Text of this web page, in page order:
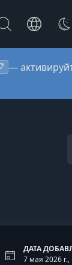
—
ДАТА
7 мая 2026 г.,